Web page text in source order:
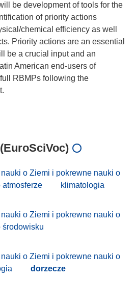
be development of tools for the
of priority actions
chemical efficiency as well
Priority actions are an essential
be a crucial input and an
American end-users of
RBMPs following the
nauki o Ziemi i pokrewne nauki o
atmosferze
klimatologia
nauki o Ziemi i pokrewne nauki o
środowisku
nauki o Ziemi i pokrewne nauki o
dorzecze